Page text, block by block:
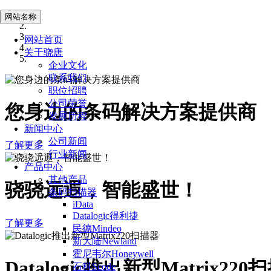
网站名称
网站首页
关于骁唐
企业文化
联系我们
职位招聘
公司荣誉
发展历程
新闻中心
公司新闻
行业新闻
产品中心
其他产品
条码扫描器
iData
Datalogic得利捷
民德Mindeo
新大陆Newland
霍尼韦尔Honeywell
石科Scode
您身边的条码解决方案提供商
了解更多
骁骁远遐，智能盛世！
了解更多